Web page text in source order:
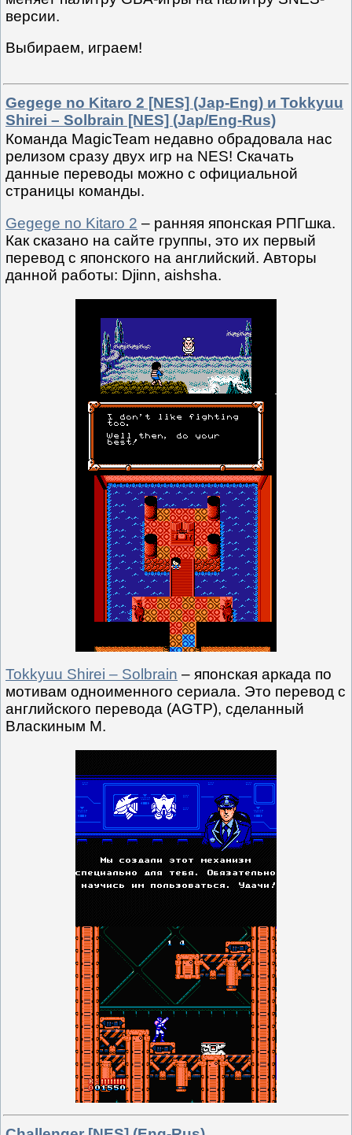
версии.
Выбираем, играем!
Gegege no Kitaro 2 [NES] (Jap-Eng) и Tokkyuu
Shirei – Solbrain [NES] (Jap/Eng-Rus)
Команда MagicTeam недавно обрадовала нас
релизом сразу двух игр на NES! Скачать
данные переводы можно с официальной
страницы команды.
Gegege no Kitaro 2 – ранняя японская РПГшка.
Как сказано на сайте группы, это их первый
перевод с японского на английский. Авторы
данной работы: Djinn, aishsha.
Tokkyuu Shirei – Solbrain – японская аркада по
мотивам одноименного сериала. Это перевод с
английского перевода (AGTP), сделанный
Власкиным М.